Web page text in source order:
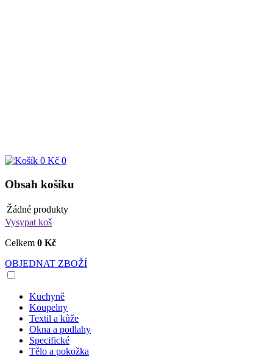
0 Kč 0
Obsah košíku
Žádné produkty
Vysypat koš
Celkem 0 Kč
OBJEDNAT ZBOŽÍ
Kuchyně
Koupelny
Textil a kůže
Okna a podlahy
Specifické
Tělo a pokožka